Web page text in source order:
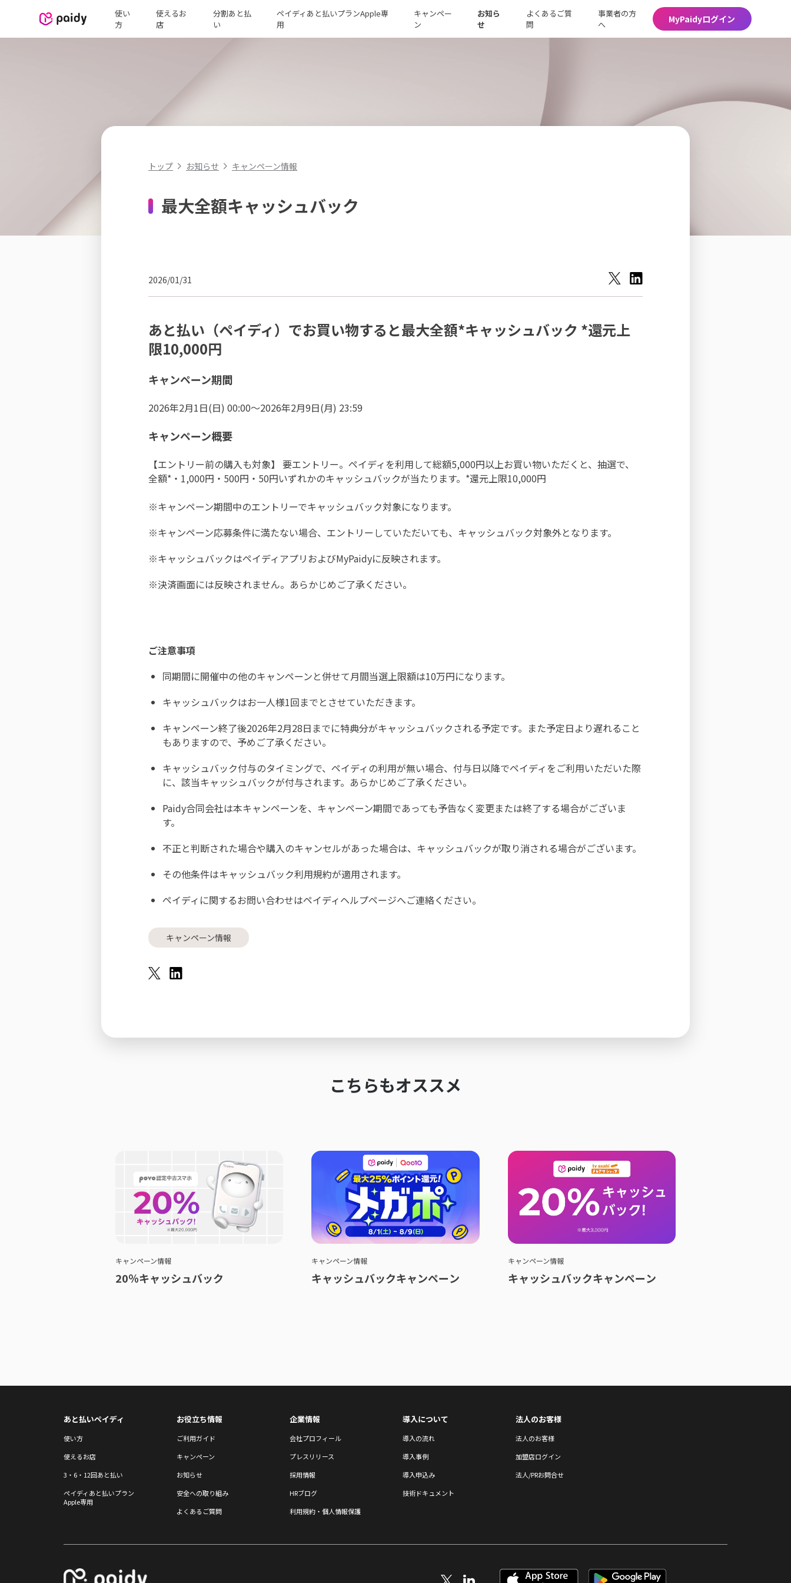
使い
方
使えるお
店
分割あと払
い
ペイディあと払いプランApple専
用
キャンペー
ン
お知ら
せ
よくあるご質
問
事業者の方
へ
MyPaidyログイン
トップ お知らせ キャンペーン情報
最大全額キャッシュバック
2026/01/31
あと払い（ペイディ）でお買い物すると最大全額*キャッシュバック *還元上
限10,000円
キャンペーン期間
2026年2月1日(日) 00:00～2026年2月9日(月) 23:59
キャンペーン概要
【エントリー前の購入も対象】 要エントリー。ペイディを利用して総額5,000円以上お買い物いただくと、抽選で、
全額*・1,000円・500円・50円いずれかのキャッシュバックが当たります。*還元上限10,000円
※キャンペーン期間中のエントリーでキャッシュバック対象になります。
※キャンペーン応募条件に満たない場合、エントリーしていただいても、キャッシュバック対象外となります。
※キャッシュバックはペイディアプリおよびMyPaidyに反映されます。
※決済画面には反映されません。あらかじめご了承ください。
ご注意事項
同期間に開催中の他のキャンペーンと併せて月間当選上限額は10万円になります。
キャッシュバックはお一人様1回までとさせていただきます。
キャンペーン終了後2026年2月28日までに特典分がキャッシュバックされる予定です。また予定日より遅れること
もありますので、予めご了承ください。
キャッシュバック付与のタイミングで、ペイディの利用が無い場合、付与日以降でペイディをご利用いただいた際
に、該当キャッシュバックが付与されます。あらかじめご了承ください。
Paidy合同会社は本キャンペーンを、キャンペーン期間であっても予告なく変更または終了する場合がございま
す。
不正と判断された場合や購入のキャンセルがあった場合は、キャッシュバックが取り消される場合がございます。
その他条件はキャッシュバック利用規約が適用されます。
ペイディに関するお問い合わせはペイディヘルプページへご連絡ください。
キャンペーン情報
こちらもオススメ
キャンペーン情報
20％キャッシュバック
キャンペーン情報
キャッシュバックキャンペーン
キャンペーン情報
キャッシュバックキャンペーン
あと払いペイディ
使い方
使えるお店
3・6・12回あと払い
ペイディあと払いプラン
Apple専用
お役立ち情報
ご利用ガイド
キャンペーン
お知らせ
安全への取り組み
よくあるご質問
企業情報
会社プロフィール
プレスリリース
採用情報
HRブログ
利用規約・個人情報保護
導入について
導入の流れ
導入事例
導入申込み
技術ドキュメント
法人のお客様
法人のお客様
加盟店ログイン
法人/PRお問合せ